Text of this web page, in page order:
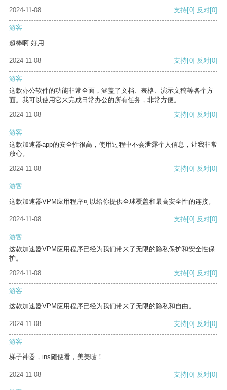
2024-11-08
支持[0] 反对[0]
游客
超棒啊 好用
2024-11-08 支持[0] 反对[0]
游客
这款办公软件的功能非常全面，涵盖了文档、表格、演示文稿等各个方
面。我可以使用它来完成日常办公的所有任务，非常方便。
2024-11-08
支持[0] 反对[0]
游客
这款加速器app的安全性很高，使用过程中不会泄露个人信息，让我非常
放心。
2024-11-08
支持[0] 反对[0]
游客
这款加速器VPM应用程序可以给你提供全球覆盖和最高安全性的连接。
2024-11-08 支持[0] 反对[0]
游客
这款加速器VPM应用程序已经为我们带来了无限的隐私保护和安全性保
护。
2024-11-08
支持[0] 反对[0]
游客
这款加速器VPM应用程序已经为我们带来了无限的隐私和自由。
2024-11-08 支持[0] 反对[0]
游客
梯子神器，ins随便看，美美哒！
2024-11-08 支持[0] 反对[0]